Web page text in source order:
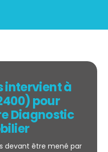
intervient à
pour
Diagnostic
devant être mené par